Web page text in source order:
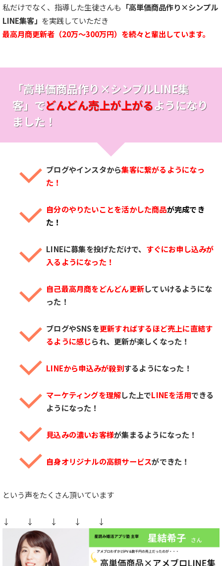
私だけでなく、指導した生徒さんも 「高単価商品作り×シンプル
LINE集客」 を実践していただき
最高月商更新者（20万〜300万円）を続々と輩出しています。
「高単価商品作り×シンプルLINE集
客」でどんどん売上が上がるようになり
ました！
ブログやインスタから集客に繋がるようになっ
た！
自分のやりたいことを活かした商品が完成でき
た！
LINEに募集を投げただけで、 すぐにお申し込みが
入るようになった！
自己最高月商をどんどん更新していけるようにな
った！
ブログやSNSを更新すればするほど売上に直結す
るように感じられ、更新が楽しくなった！
LINEから申込みが殺到するようになった！
マーケティングを理解した上でLINEを活用できる
ようになった！
見込みの濃いお客様が集まるようになった！
自身オリジナルの高額サービスができた！
という声をたくさん頂いています
↓ ↓ ↓ ↓ ↓